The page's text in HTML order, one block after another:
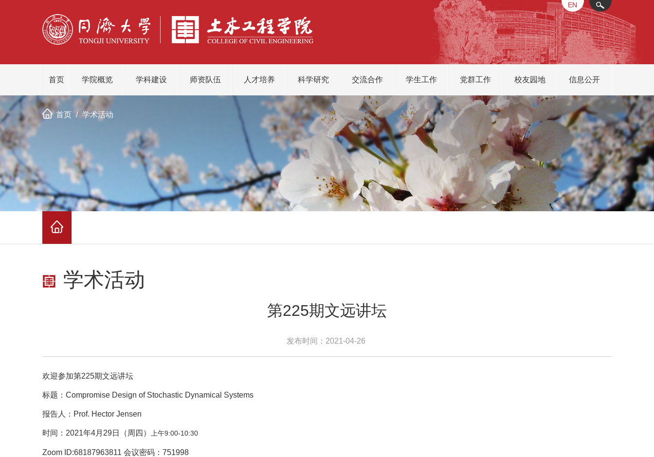
X
EN
首页 学院概览 学科建设 师资队伍 人才培养 科学研究 交流合作 学生工作 党群工作 校友园地 信息公开
首页 / 学术活动
学术活动
第225期文远讲坛
发布时间：2021-04-26
欢迎参加第225期文远讲坛
标题：Compromise Design of Stochastic Dynamical Systems
报告人：Prof. Hector Jensen
时间：2021年4月29日（周四） 上午9:00-10:30
Zoom ID:68187963811 会议密码：751998